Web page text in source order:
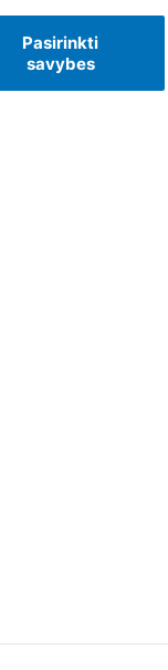
Pasirinkti
savybes